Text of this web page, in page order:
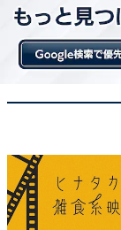
そもそもマス
は必要ない」